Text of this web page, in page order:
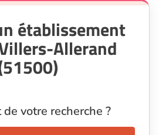
établissement
Allerand
votre recherche ?